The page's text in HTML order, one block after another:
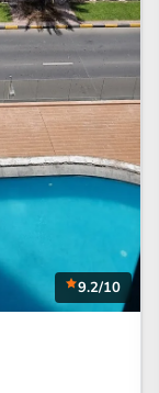
9.2/10